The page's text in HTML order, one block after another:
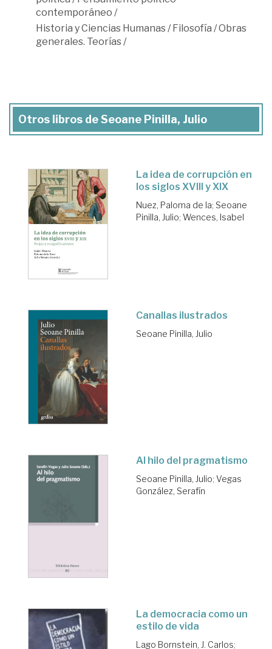
contemporáneo /
Historia y Ciencias Humanas/Filosofía /Obras
generales. Teorías/
Otros libros de Seoane Pinilla, Julio
La idea de corrupción en
los siglos XVIII y XIX
Nuez, Paloma de la; Seoane
Pinilla, Julio; Wences, Isabel
Canallas ilustrados
Seoane Pinilla, Julio
Al hilo del pragmatismo
Seoane Pinilla, Julio; Vegas
González, Serafín
La democracia como un
estilo de vida
Lago Bornstein, J. Carlos;